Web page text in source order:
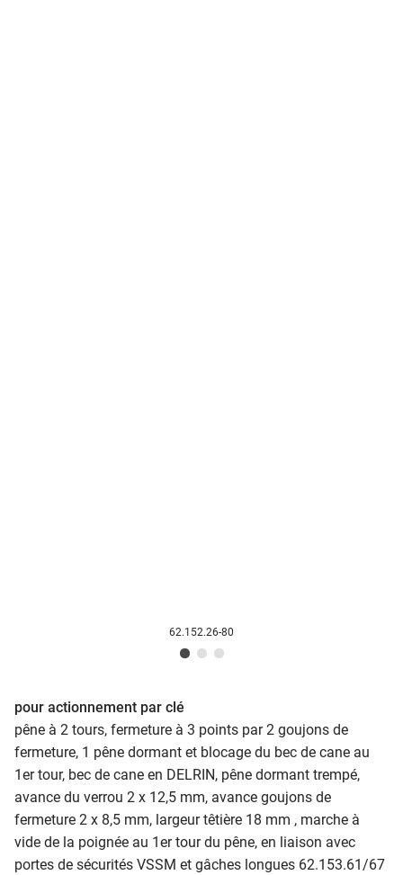
62.152.26-80
pour actionnement par clé
pêne à 2 tours, fermeture à 3 points par 2 goujons de
fermeture, 1 pêne dormant et blocage du bec de cane au
1er tour, bec de cane en DELRIN, pêne dormant trempé,
avance du verrou 2 x 12,5 mm, avance goujons de
fermeture 2 x 8,5 mm, largeur têtière 18 mm , marche à
vide de la poignée au 1er tour du pêne, en liaison avec
portes de sécurités VSSM et gâches longues 62.153.61/67